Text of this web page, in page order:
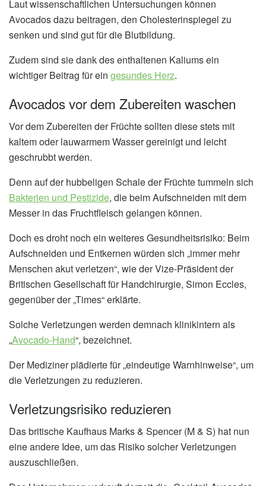
Laut wissenschaftlichen Untersuchungen können
Avocados dazu beitragen, den Cholesterinspiegel zu
senken und sind gut für die Blutbildung.
Zudem sind sie dank des enthaltenen Kaliums ein
wichtiger Beitrag für ein gesundes Herz.
Avocados vor dem Zubereiten waschen
Vor dem Zubereiten der Früchte sollten diese stets mit
kaltem oder lauwarmem Wasser gereinigt und leicht
geschrubbt werden.
Denn auf der hubbeligen Schale der Früchte tummeln sich
Bakterien und Pestizide, die beim Aufschneiden mit dem
Messer in das Fruchtfleisch gelangen können.
Doch es droht noch ein weiteres Gesundheitsrisiko: Beim
Aufschneiden und Entkernen würden sich „immer mehr
Menschen akut verletzen“, wie der Vize-Präsident der
Britischen Gesellschaft für Handchirurgie, Simon Eccles,
gegenüber der „Times“ erklärte.
Solche Verletzungen werden demnach klinikintern als
„Avocado-Hand“, bezeichnet.
Der Mediziner plädierte für „eindeutige Warnhinweise“, um
die Verletzungen zu reduzieren.
Verletzungsrisiko reduzieren
Das britische Kaufhaus Marks & Spencer (M & S) hat nun
eine andere Idee, um das Risiko solcher Verletzungen
auszuschließen.